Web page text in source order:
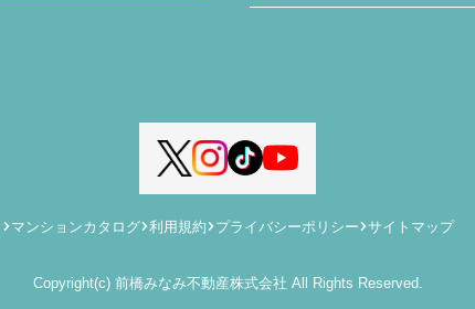
マンションカタログ 利用規約 プライバシーポリシー サイトマップ
Copyright(c) 前橋みなみ不動産株式会社 All Rights Reserved.